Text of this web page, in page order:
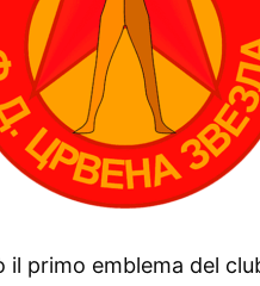
primo emblema del